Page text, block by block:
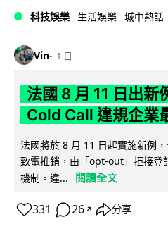
科技娛樂 生活娛樂 城中熱話
Vin 1 日
法國 8 月 11 日出新
Cold Call 違規企業
法國將於 8 月 11 日起實施新例
致電推銷，由「opt-out」拒接登
機制。違...
閱讀全文
331 26 ↗ 分享